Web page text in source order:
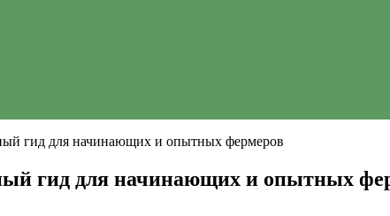
гид для начинающих и опытных фермеров
гид для начинающих и опытных